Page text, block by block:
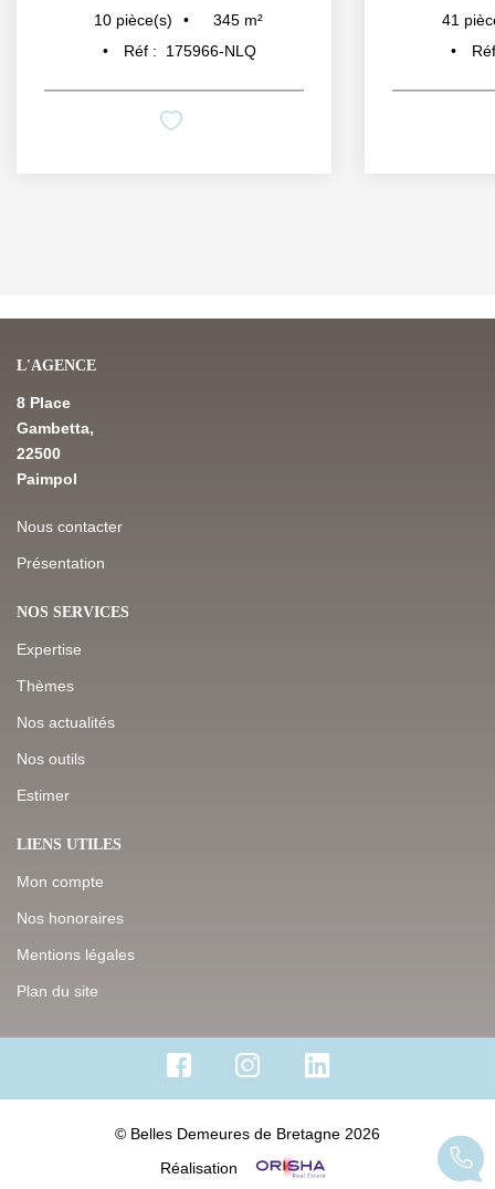
10 pièce(s) 345 m²
Réf :
175966-NLQ
41
L'AGENCE
8 Place
Gambetta,
22500
Paimpol
Nous contacter
Présentation
NOS SERVICES
Expertise
Thèmes
Nos actualités
Nos outils
Estimer
LIENS UTILES
Mon compte
Nos honoraires
Mentions légales
Plan du site
© Belles Demeures de Bretagne 2026
Réalisation